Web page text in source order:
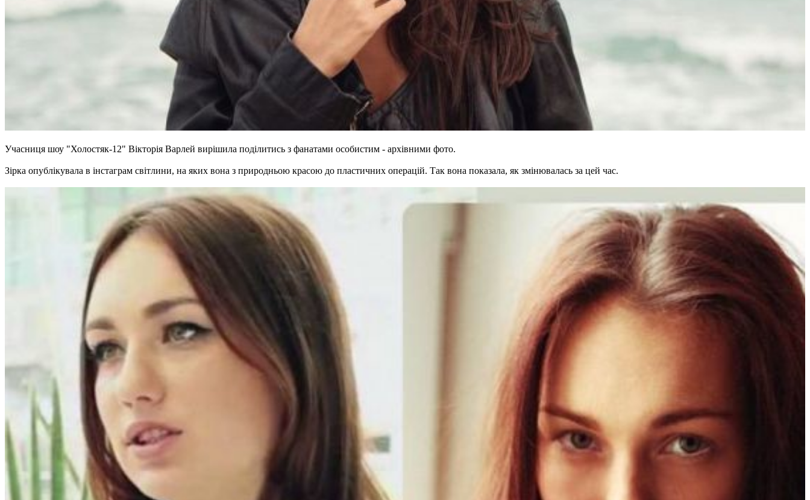
Учасниця шоу "Холостяк-12" Вікторія Варлей вирішила поділитись з фанатами особистим - архівними фото.
Зірка опублікувала в інстаграм світлини, на яких вона з природньою красою до пластичних операцій. Так вона показала, як змінювалась за цей час.